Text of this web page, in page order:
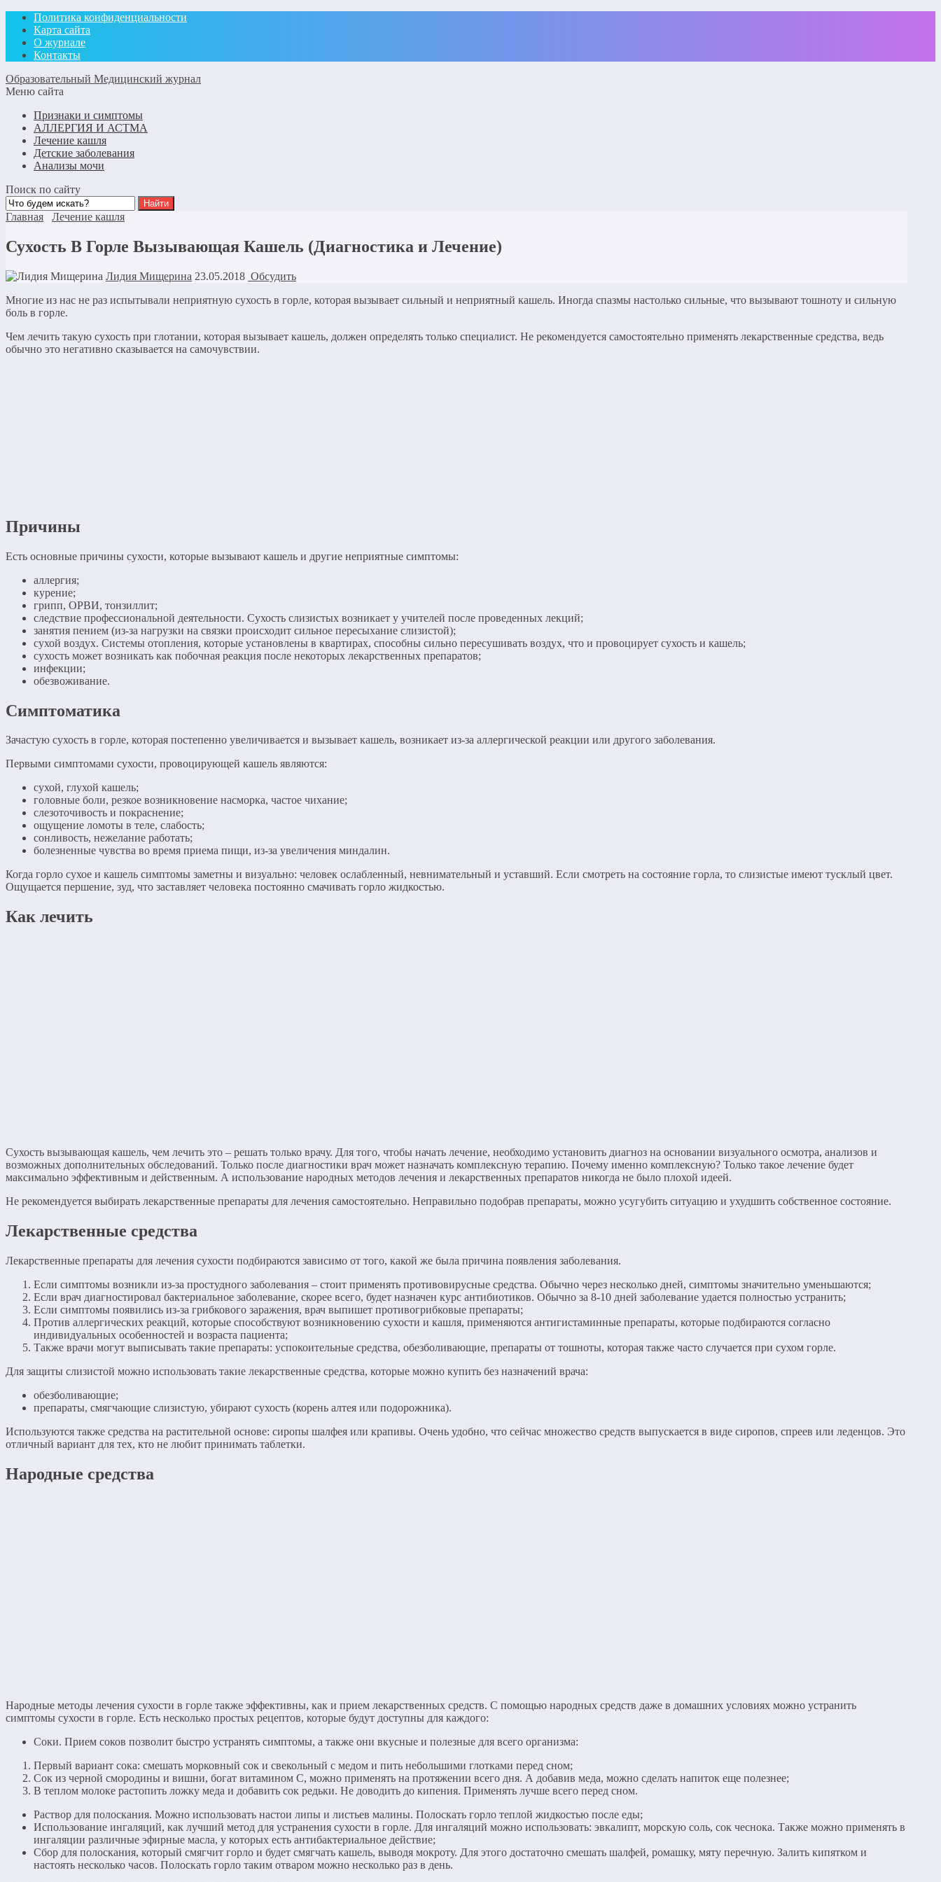
Политика конфиденциальности
Карта сайта
О журнале
Контакты
Образовательный Медицинский журнал
Меню сайта
Признаки и симптомы
АЛЛЕРГИЯ И АСТМА
Лечение кашля
Детские заболевания
Анализы мочи
Поиск по сайту
Главная Лечение кашля
Сухость В Горле Вызывающая Кашель (Диагностика и Лечение)
Лидия Мищерина 23.05.2018 Обсудить
Многие из нас не раз испытывали неприятную сухость в горле, которая вызывает сильный и неприятный кашель. Иногда спазмы настолько сильные, что вызывают тошноту и сильную
боль в горле.
Чем лечить такую сухость при глотании, которая вызывает кашель, должен определять только специалист. Не рекомендуется самостоятельно применять лекарственные средства, ведь
обычно это негативно сказывается на самочувствии.
Причины
Есть основные причины сухости, которые вызывают кашель и другие неприятные симптомы:
аллергия;
курение;
грипп, ОРВИ, тонзиллит;
следствие профессиональной деятельности. Сухость слизистых возникает у учителей после проведенных лекций;
занятия пением (из-за нагрузки на связки происходит сильное пересыхание слизистой);
сухой воздух. Системы отопления, которые установлены в квартирах, способны сильно пересушивать воздух, что и провоцирует сухость и кашель;
сухость может возникать как побочная реакция после некоторых лекарственных препаратов;
инфекции;
обезвоживание.
Симптоматика
Зачастую сухость в горле, которая постепенно увеличивается и вызывает кашель, возникает из-за аллергической реакции или другого заболевания.
Первыми симптомами сухости, провоцирующей кашель являются:
сухой, глухой кашель;
головные боли, резкое возникновение насморка, частое чихание;
слезоточивость и покраснение;
ощущение ломоты в теле, слабость;
сонливость, нежелание работать;
болезненные чувства во время приема пищи, из-за увеличения миндалин.
Когда горло сухое и кашель симптомы заметны и визуально: человек ослабленный, невнимательный и уставший. Если смотреть на состояние горла, то слизистые имеют тусклый цвет.
Ощущается першение, зуд, что заставляет человека постоянно смачивать горло жидкостью.
Как лечить
Сухость вызывающая кашель, чем лечить это – решать только врачу. Для того, чтобы начать лечение, необходимо установить диагноз на основании визуального осмотра, анализов и
возможных дополнительных обследований. Только после диагностики врач может назначать комплексную терапию. Почему именно комплексную? Только такое лечение будет
максимально эффективным и действенным. А использование народных методов лечения и лекарственных препаратов никогда не было плохой идеей.
Не рекомендуется выбирать лекарственные препараты для лечения самостоятельно. Неправильно подобрав препараты, можно усугубить ситуацию и ухудшить собственное состояние.
Лекарственные средства
Лекарственные препараты для лечения сухости подбираются зависимо от того, какой же была причина появления заболевания.
Если симптомы возникли из-за простудного заболевания – стоит применять противовирусные средства. Обычно через несколько дней, симптомы значительно уменьшаются;
Если врач диагностировал бактериальное заболевание, скорее всего, будет назначен курс антибиотиков. Обычно за 8-10 дней заболевание удается полностью устранить;
Если симптомы появились из-за грибкового заражения, врач выпишет противогрибковые препараты;
Против аллергических реакций, которые способствуют возникновению сухости и кашля, применяются антигистаминные препараты, которые подбираются согласно
индивидуальных особенностей и возраста пациента;
Также врачи могут выписывать такие препараты: успокоительные средства, обезболивающие, препараты от тошноты, которая также часто случается при сухом горле.
Для защиты слизистой можно использовать такие лекарственные средства, которые можно купить без назначений врача:
обезболивающие;
препараты, смягчающие слизистую, убирают сухость (корень алтея или подорожника).
Используются также средства на растительной основе: сиропы шалфея или крапивы. Очень удобно, что сейчас множество средств выпускается в виде сиропов, спреев или леденцов. Это
отличный вариант для тех, кто не любит принимать таблетки.
Народные средства
Народные методы лечения сухости в горле также эффективны, как и прием лекарственных средств. С помощью народных средств даже в домашних условиях можно устранить
симптомы сухости в горле. Есть несколько простых рецептов, которые будут доступны для каждого:
Соки. Прием соков позволит быстро устранять симптомы, а также они вкусные и полезные для всего организма:
Первый вариант сока: смешать морковный сок и свекольный с медом и пить небольшими глотками перед сном;
Сок из черной смородины и вишни, богат витамином С, можно применять на протяжении всего дня. А добавив меда, можно сделать напиток еще полезнее;
В теплом молоке растопить ложку меда и добавить сок редьки. Не доводить до кипения. Применять лучше всего перед сном.
Раствор для полоскания. Можно использовать настои липы и листьев малины. Полоскать горло теплой жидкостью после еды;
Использование ингаляций, как лучший метод для устранения сухости в горле. Для ингаляций можно использовать: эвкалипт, морскую соль, сок чеснока. Также можно применять в
ингаляции различные эфирные масла, у которых есть антибактериальное действие;
Сбор для полоскания, который смягчит горло и будет смягчать кашель, выводя мокроту. Для этого достаточно смешать шалфей, ромашку, мяту перечную. Залить кипятком и
настоять несколько часов. Полоскать горло таким отваром можно несколько раз в день.